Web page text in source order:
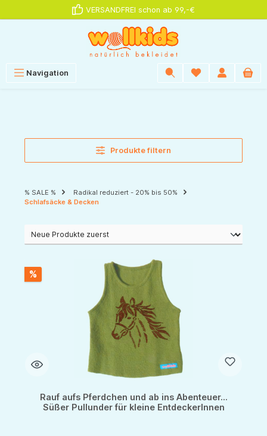
VERSANDFREI schon ab 99,-€
Navigation
Produkte filtern
% SALE %
Radikal reduziert - 20% bis 50%
Schlafsäcke & Decken
%
Rauf aufs Pferdchen und ab ins Abenteuer...
Süßer Pullunder für kleine EntdeckerInnen